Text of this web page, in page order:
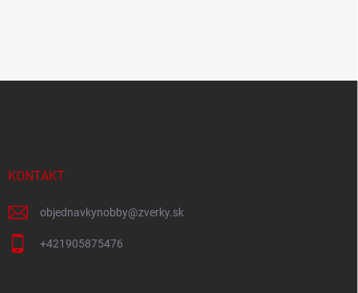
KONTAKT
objednavkynobby@zverky.sk
+421905875476